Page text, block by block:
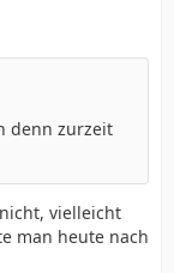
denn zurzeit
vielleicht
man heute nach